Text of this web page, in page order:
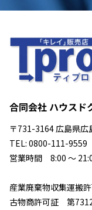
合同会社 ハウスド
〒731-3164 広島県
TEL: 0800-111-
営業時間 8:00 ～
産業廃棄物収集運搬
古物商許可証 第